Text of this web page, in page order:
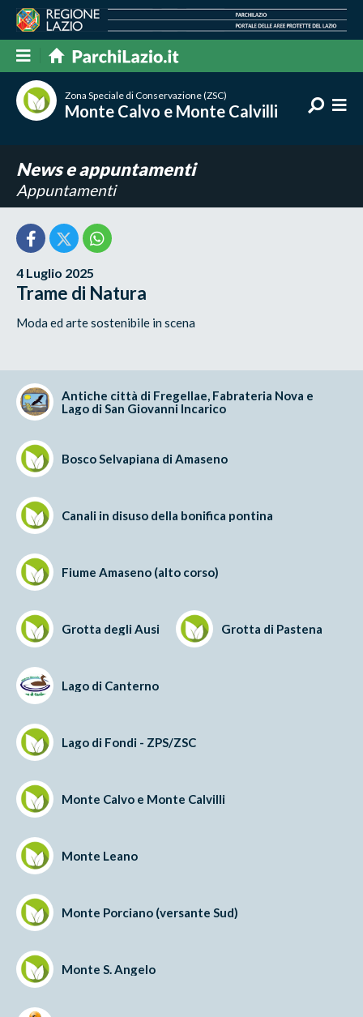
Zona Speciale di Conservazione (ZSC)
Monte Calvo e Monte Calvilli
News e appuntamenti
Appuntamenti
4 Luglio 2025
Trame di Natura
Moda ed arte sostenibile in scena
Antiche città di Fregellae, Fabrateria Nova e
Lago di San Giovanni Incarico
Bosco Selvapiana di Amaseno
Canali in disuso della bonifica pontina
Fiume Amaseno (alto corso)
Grotta degli Ausi Grotta di Pastena
Lago di Canterno
Lago di Fondi - ZPS/ZSC
Monte Calvo e Monte Calvilli
Monte Leano
Monte Porciano (versante Sud)
Monte S. Angelo